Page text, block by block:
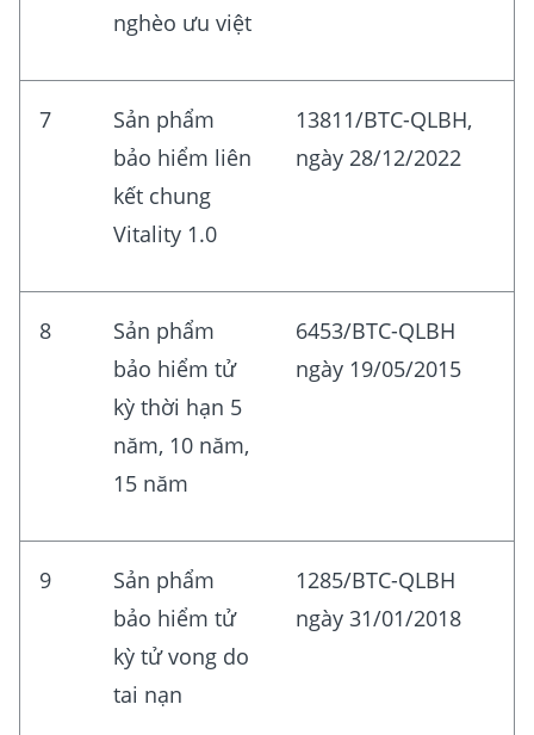
nghèo ưu việt
7
Sản phẩm
bảo hiểm liên
kết chung
Vitality 1.0
13811/BTC-QLBH,
ngày 28/12/2022
8
Sản phẩm
bảo hiểm tử
kỳ thời hạn 5
năm, 10 năm,
15 năm
6453/BTC-QLBH
ngày 19/05/2015
9
Sản phẩm
bảo hiểm tử
kỳ tử vong do
tai nạn
1285/BTC-QLBH
ngày 31/01/2018